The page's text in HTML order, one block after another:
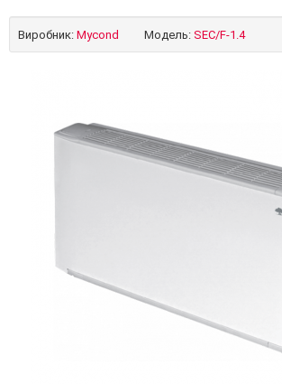
Виробник: Mycond Модель: SEC/F-1.4